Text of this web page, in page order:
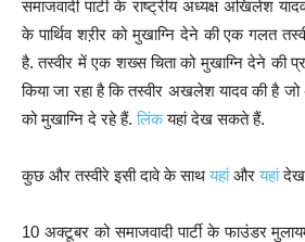
समाजवादी पार्टी के राष्ट्रीय अध्यक्ष अखिलेश
के पार्थिव शऱीर को मुखाग्नि देने की एक गलत
है. तस्वीर में एक शख्स चिता को मुखाग्नि देने की
किया जा रहा है कि तस्वीर अखलेश यादव की है जो
को मुखाग्नि दे रहे हैं.लिंकयहां देख सकते हैं.
कुछ और तस्वीरे इसी दावे के साथयहांऔरयहांदेख
10 अक्टूबर को समाजवादी पार्टी के फाउंडर